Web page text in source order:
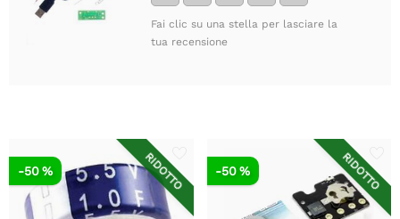
Fai clic su una stella per lasciare la
tua recensione
RIDOTTO
-50 % RIDOTTO
-50 %